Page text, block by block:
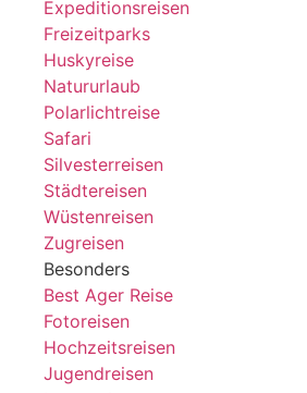
Expeditionsreisen
Freizeitparks
Huskyreise
Natururlaub
Polarlichtreise
Safari
Silvesterreisen
Städtereisen
Wüstenreisen
Zugreisen
Besonders
Best Ager Reise
Fotoreisen
Hochzeitsreisen
Jugendreisen